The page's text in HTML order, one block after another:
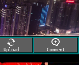
Upload Comment